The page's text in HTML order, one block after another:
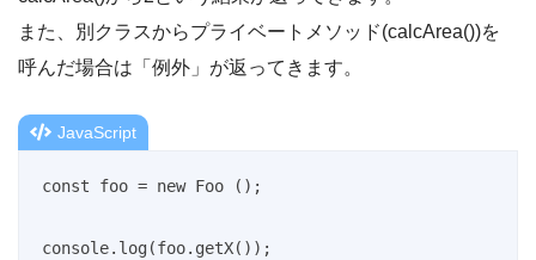
また、別クラスからプライベートメソッド(calcArea())を
呼んだ場合は「例外」が返ってきます。
JavaScript
const foo = new Foo ();
console.log(foo.getX());